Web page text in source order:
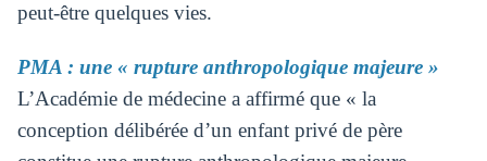
peut-être quelques vies.
PMA : une « rupture anthropologique majeure »
L’Académie de médecine a affirmé que « la
conception délibérée d’un enfant privé de père